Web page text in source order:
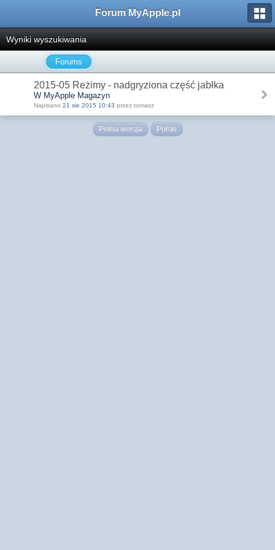
Forum MyApple.pl
Wyniki wyszukiwania
Forums
2015-05 Reżimy - nadgryziona część jabłka
W MyApple Magazyn
Napisano 21 sie 2015 10:43 przez tomasz
Pełna wersja Polski